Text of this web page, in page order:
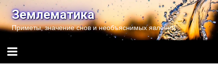
Землематика
Приметы, значение снов и необъяснимых явлений